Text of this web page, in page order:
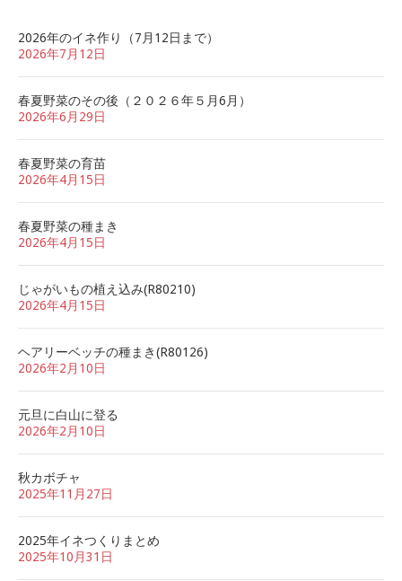
2026年のイネ作り（7月12日まで）
2026年7月12日
春夏野菜のその後（２０２６年５月6月）
2026年6月29日
春夏野菜の育苗
2026年4月15日
春夏野菜の種まき
2026年4月15日
じゃがいもの植え込み(R80210)
2026年4月15日
ヘアリーベッチの種まき(R80126)
2026年2月10日
元旦に白山に登る
2026年2月10日
秋カボチャ
2025年11月27日
2025年イネつくりまとめ
2025年10月31日